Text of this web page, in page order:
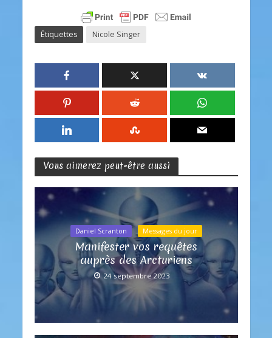
Étiquettes Nicole Singer
Vous aimerez peut-être aussi
Daniel Scranton Messages du jour
Manifester vos requêtes
auprès des Arcturiens
24 septembre 2023